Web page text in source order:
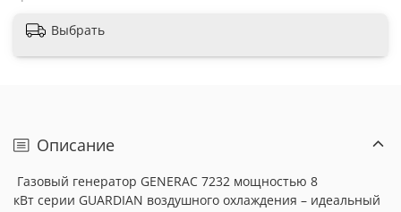
Выбрать
Описание
Газовый генератор GENERAC 7232 мощностью 8
кВт серии GUARDIAN воздушного охлаждения – идеальный